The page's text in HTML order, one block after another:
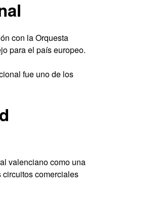
con la Orquesta
para el país europeo.
fue uno de los
valenciano como una
comerciales